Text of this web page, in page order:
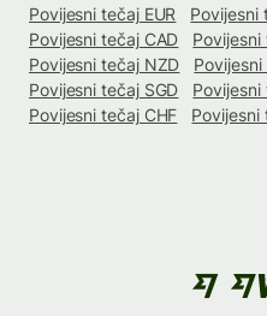
Povijesni tečaj EUR
Povijesni
Povijesni tečaj CAD
Povijesni
Povijesni tečaj NZD
Povijesni
Povijesni tečaj SGD
Povijesni
Povijesni tečaj CHF
Povijesni